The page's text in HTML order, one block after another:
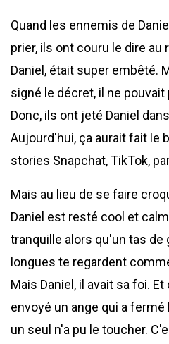
Quand les ennemis de
prier, ils ont couru le dire au
Daniel, était super embêté.
signé le décret, il ne pouvait
Donc, ils ont jeté Daniel
Aujourd'hui, ça aurait fait le
stories Snapchat, TikTok,
Mais au lieu de se faire
Daniel est resté cool et
tranquille alors qu'un tas de
longues te regardent
Mais Daniel, il avait sa foi.
envoyé un ange qui a
un seul n'a pu le toucher.